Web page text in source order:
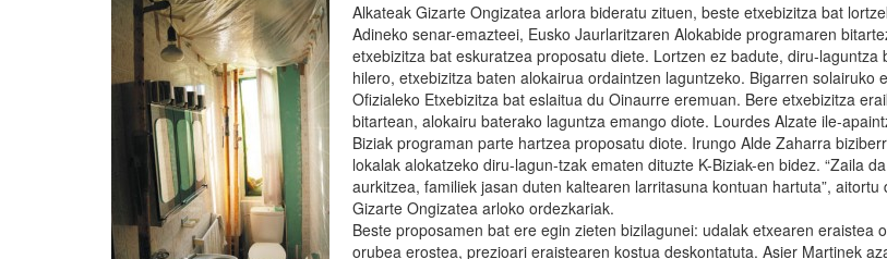
Alkateak Gizarte Ongizatea arlora bideratu zituen, beste etxebizitza bat
Adineko senar-emazteei, Eusko Jaurlaritzaren Alokabide programaren
etxebizitza bat eskuratzea proposatu diete. Lortzen ez badute, diru-laguntza
hilero, etxebizitza baten alokairua ordaintzen laguntzeko. Bigarren solairuko
Ofizialeko Etxebizitza bat eslaitua du Oinaurre eremuan. Bere etxebizitza
bitartean, alokairu baterako laguntza emango diote. Lourdes Alzate ile-
Biziak programan parte hartzea proposatu diote. Irungo Alde Zaharra
lokalak alokatzeko diru-lagun-tzak ematen dituzte K-Biziak-en bidez. “Zaila
aurkitzea, familiek jasan duten kaltearen larritasuna kontuan hartuta”, aitortu
Gizarte Ongizatea arloko ordezkariak.
Beste proposamen bat ere egin zieten bizilagunei: udalak etxearen eraistea
orubea erostea, prezioari eraistearen kostua deskontatuta. Asier Martinek